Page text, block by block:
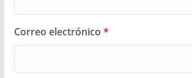
Correo electrónico *